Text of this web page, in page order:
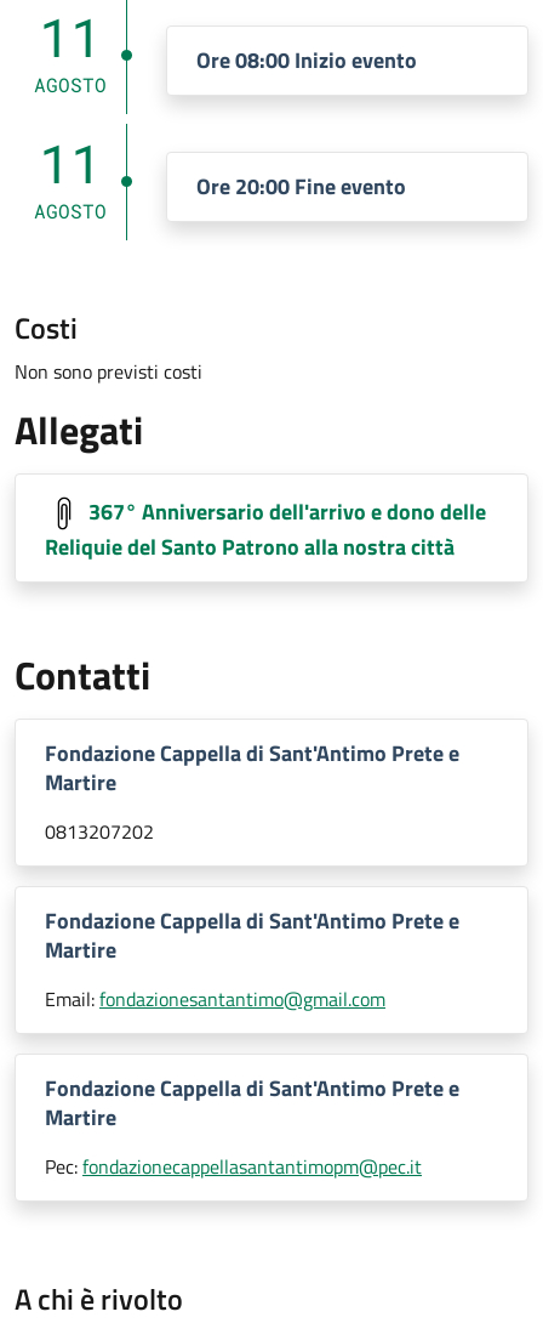
11
AGOSTO
Ore 08:00 Inizio evento
11
AGOSTO
Ore 20:00 Fine evento
Costi
Non sono previsti costi
Allegati
367° Anniversario dell'arrivo e dono delle
Reliquie del Santo Patrono alla nostra città
Contatti
Fondazione Cappella di Sant'Antimo Prete e
Martire
0813207202
Fondazione Cappella di Sant'Antimo Prete e
Martire
Email:fondazionesantantimo@gmail.com
Fondazione Cappella di Sant'Antimo Prete e
Martire
Pec:fondazionecappellasantantimopm@pec.it
A chi è rivolto